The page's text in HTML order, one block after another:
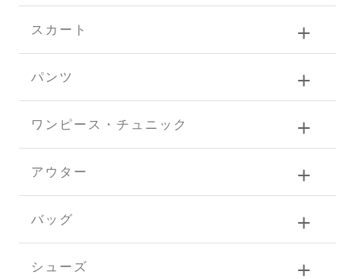
スカート
パンツ
ワンピース・チュニック
アウター
バッグ
シューズ